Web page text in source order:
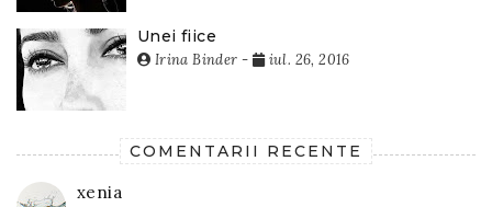
Unei fiice
Irina Binder - iul. 26, 2016
COMENTARII RECENTE
xenia